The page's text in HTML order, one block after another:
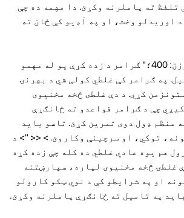
تلفظ ته پاملرنه وکړئ. دا مهمه ده چې
اوریدلو وخت، او په آډیو کې ځان ته
<< سپکنه = "فونټ وزن: 400؛" ګرامر د زده کړې یو له مهمو
په ګرامر کې غلطي کولی شي د بهرنۍ
کړي. د دې غلطۍ څخه مخنیوی
چې د ګرامر قواعدو ته ځانګړې
منظم ډول دوی تمرین کړئ. تاسو باید
توکي، او سرچینې وکاروئ. > << "> د
هم یوه عادي غلطي ده کله چې زده کړه
غلطۍ څخه مخنیوی لپاره، سپارښتنه
او په شرایطو کې د نوي ټکو کارولو
په تامیل ته ځانګړې پاملرنه وکړئ.